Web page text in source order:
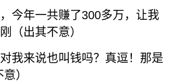
今年一共赚了300多万，让我
（出其不意）
我来说也叫钱吗？真逗！那是
）